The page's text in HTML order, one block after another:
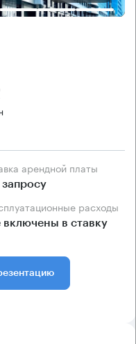
арендной платы
запросу
расходы
включены в ставку